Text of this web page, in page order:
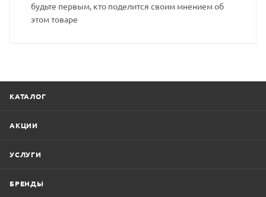
будьте первым, кто поделится своим мнением об
этом товаре
КАТАЛОГ
АКЦИИ
УСЛУГИ
БРЕНДЫ